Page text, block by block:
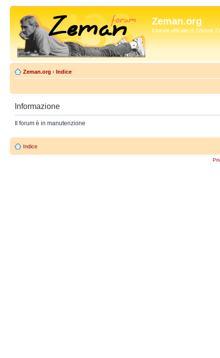
Zeman.org
Il forum ufficiale di Zdenek
Zeman.org ‹ Indice
Informazione
Il forum è in manutenzione
Indice